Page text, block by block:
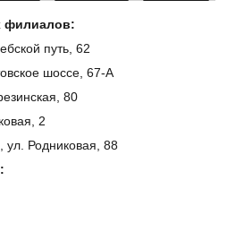
филиалов:
путь, 62
шоссе, 67-А
80
2
Родниковая, 88